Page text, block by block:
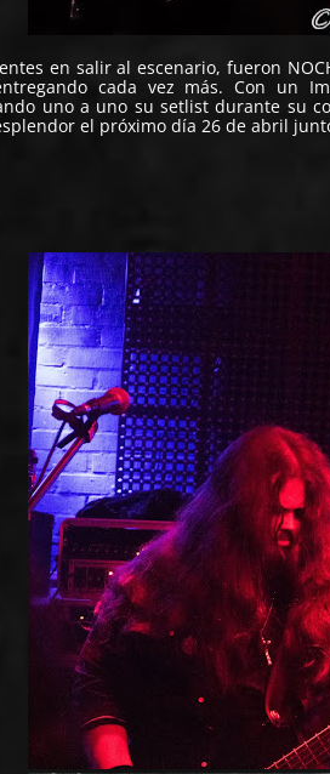
en salir al escenario, fueron
cada vez más. Con un
uno a uno su setlist durante su
el próximo día 26 de abril